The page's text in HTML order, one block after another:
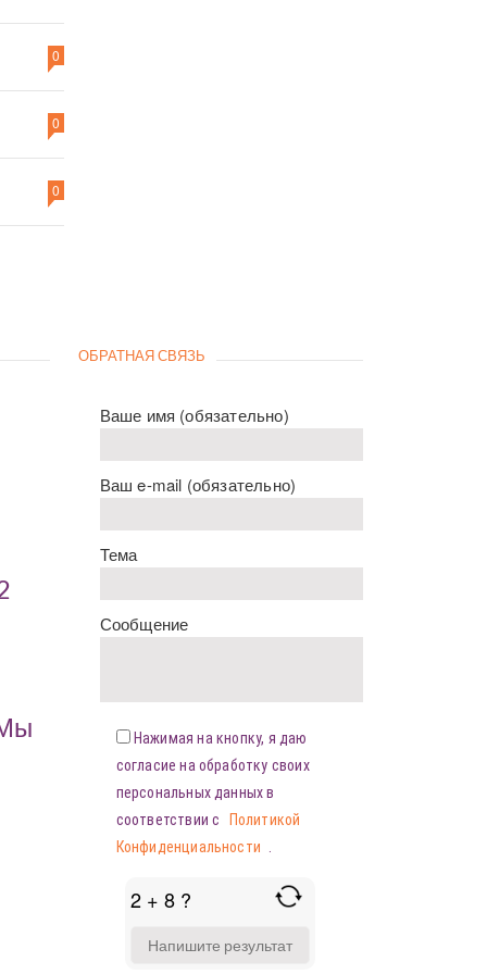
0
0
0
ОБРАТНАЯ СВЯЗЬ
Ваше имя (обязательно)
Ваш e-mail (обязательно)
Тема
Сообщение
Нажимая на кнопку, я даю
согласие на обработку своих
персональных данных в
соответствии с
Политикой
Конфиденциальности
2 + 8 ?
FOR